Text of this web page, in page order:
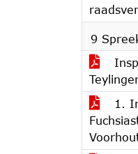
9
1.